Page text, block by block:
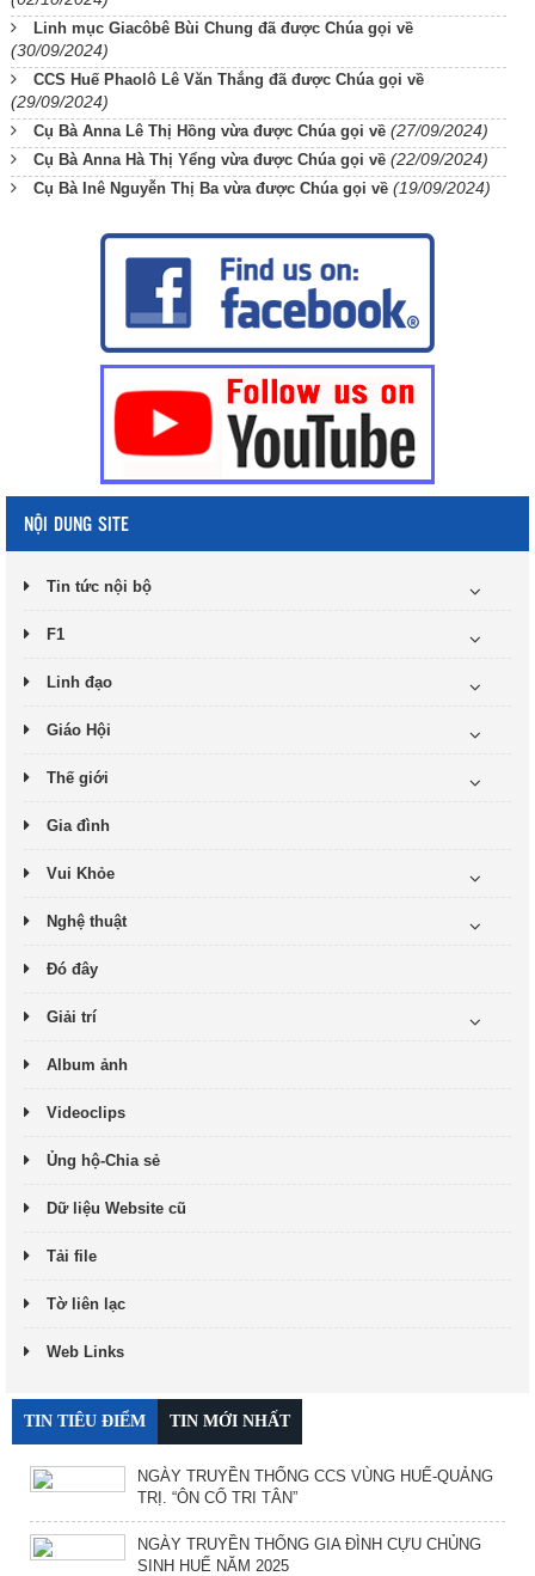
Linh mục Giacôbê Bùi Chung đã được Chúa gọi về
(30/09/2024)
CCS Huế Phaolô Lê Văn Thắng đã được Chúa gọi về
(29/09/2024)
Cụ Bà Anna Lê Thị Hồng vừa được Chúa gọi về (27/09/2024)
Cụ Bà Anna Hà Thị Yểng vừa được Chúa gọi về (22/09/2024)
Cụ Bà Inê Nguyễn Thị Ba vừa được Chúa gọi về (19/09/2024)
NỘI DUNG SITE
Tin tức nội bộ
F1
Linh đạo
Giáo Hội
Thế giới
Gia đình
Vui Khỏe
Nghệ thuật
Đó đây
Giải trí
Album ảnh
Videoclips
Ủng hộ-Chia sẻ
Dữ liệu Website cũ
Tải file
Tờ liên lạc
Web Links
TIN TIÊU ĐIỂM TIN MỚI NHẤT
NGÀY TRUYỀN THỐNG CCS VÙNG HUẾ-QUẢNG
TRỊ. “ÔN CỐ TRI TÂN”
NGÀY TRUYỀN THỐNG GIA ĐÌNH CỰU CHỦNG
SINH HUẾ NĂM 2025